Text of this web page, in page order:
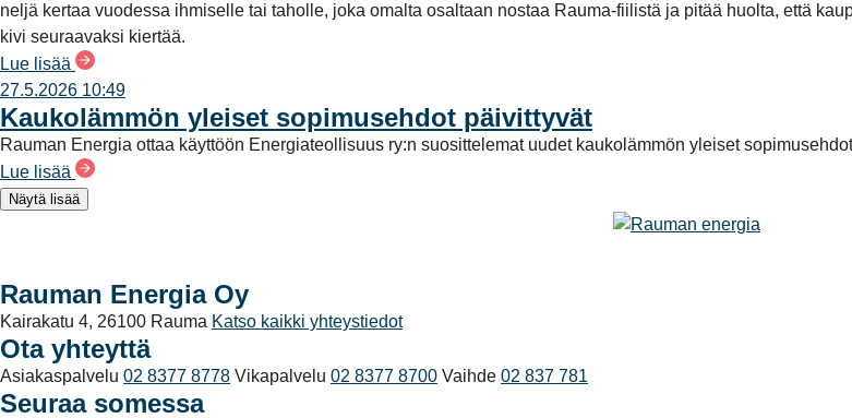
neljä kertaa vuodessa ihmiselle tai taholle, joka omalta osaltaan nostaa Rauma-fiilistä ja pitää huolta, että
kivi seuraavaksi kiertää.
Lue lisää
27.5.2026 10:49
Kaukolämmön yleiset sopimusehdot päivittyvät
Rauman Energia ottaa käyttöön Energiateollisuus ry:n suosittelemat uudet kaukolämmön yleiset
Lue lisää
Näytä lisää
Rauman Energia Oy
Kairakatu 4, 26100 Rauma Katso kaikki yhteystiedot
Ota yhteyttä
Asiakaspalvelu 02 8377 8778 Vikapalvelu 02 8377 8700 Vaihde 02 837 781
Seuraa somessa